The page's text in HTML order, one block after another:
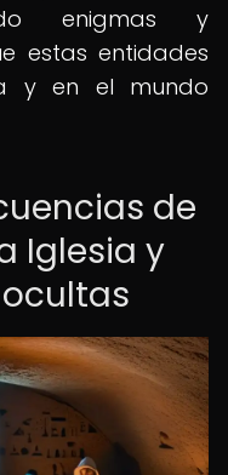
enigmas y
estas entidades
y en el mundo
de
Iglesia y